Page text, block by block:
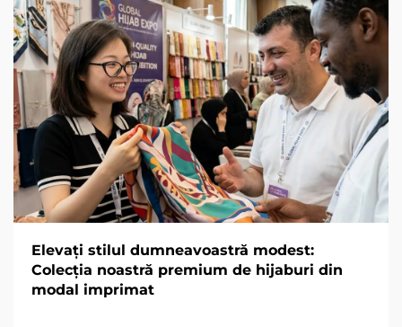
Elevați stilul dumneavoastră modest:
Colecția noastră premium de hijaburi din
modal imprimat